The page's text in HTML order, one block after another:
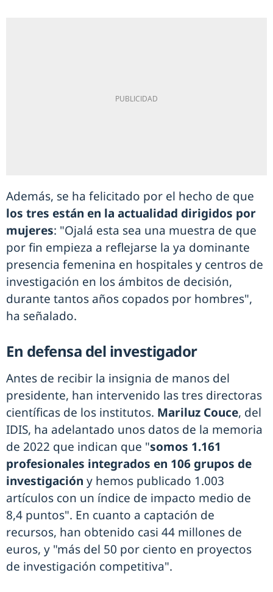
Además, se ha felicitado por el hecho de que
los tres están en la actualidad dirigidos por
mujeres: "Ojalá esta sea una muestra de que
por fin empieza a reflejarse la ya dominante
presencia femenina en hospitales y centros de
investigación en los ámbitos de decisión,
durante tantos años copados por hombres",
ha señalado.
En defensa del investigador
Antes de recibir la insignia de manos del
presidente, han intervenido las tres directoras
científicas de los institutos. Mariluz Couce, del
IDIS, ha adelantado unos datos de la memoria
de 2022 que indican que "somos 1.161
profesionales integrados en 106 grupos de
investigación y hemos publicado 1.003
artículos con un índice de impacto medio de
8,4 puntos". En cuanto a captación de
recursos, han obtenido casi 44 millones de
euros, y "más del 50 por ciento en proyectos
de investigación competitiva".